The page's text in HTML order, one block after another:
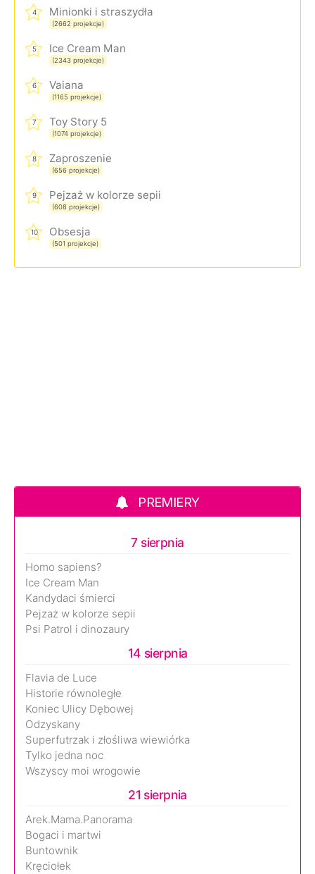
4 Minionki i straszydła
(2662 projekcje)
5 Ice Cream Man
(2343 projekcje)
6 Vaiana
(1165 projekcje)
7 Toy Story 5
(1074 projekcje)
8 Zaproszenie
(656 projekcje)
9 Pejzaż w kolorze sepii
(608 projekcje)
10 Obsesja
(501 projekcje)
PREMIERY
7 sierpnia
Homo sapiens?
Ice Cream Man
Kandydaci śmierci
Pejzaż w kolorze sepii
Psi Patrol i dinozaury
14 sierpnia
Flavia de Luce
Historie równoległe
Koniec Ulicy Dębowej
Odzyskany
Superfutrzak i złośliwa wiewiórka
Tylko jedna noc
Wszyscy moi wrogowie
21 sierpnia
Arek.Mama.Panorama
Bogaci i martwi
Buntownik
Kręciołek